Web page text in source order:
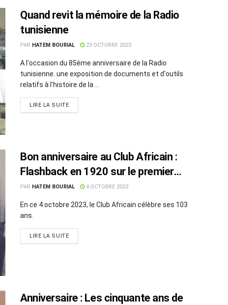
Quand revit la mémoire de la Radio
tunisienne
PAR HATEM BOURIAL 23 OCTOBRE 2023
A l'occasion du 85ème anniversaire de la Radio
tunisienne. une exposition de documents et d'outils
relatifs à l'histoire de la ...
LIRE LA SUITE
Bon anniversaire au Club Africain :
Flashback en 1920 sur le premier
tournoi du CA
PAR HATEM BOURIAL 4 OCTOBRE 2023
En ce 4 octobre 2023, le Club Africain célèbre ses 103
ans.
LIRE LA SUITE
Anniversaire : Les cinquante ans de